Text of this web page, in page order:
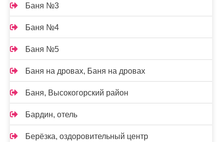
Баня №3
Баня №4
Баня №5
Баня на дровах, Баня на дровах
Баня, Высокогорский район
Бардин, отель
Берёзка, оздоровительный центр